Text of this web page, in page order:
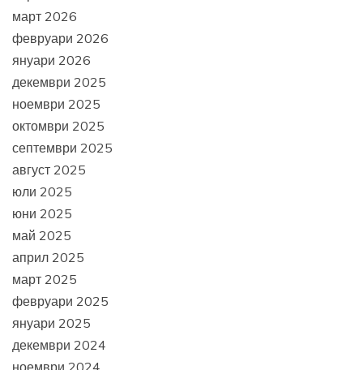
март 2026
февруари 2026
януари 2026
декември 2025
ноември 2025
октомври 2025
септември 2025
август 2025
юли 2025
юни 2025
май 2025
април 2025
март 2025
февруари 2025
януари 2025
декември 2024
ноември 2024